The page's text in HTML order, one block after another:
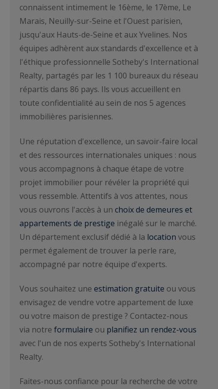
connaissent intimement le 16ème, le 17ème, Le
Marais, Neuilly-sur-Seine et l'Ouest parisien,
jusqu'aux Hauts-de-Seine et aux Yvelines. Nos
équipes adhèrent aux standards d'excellence et à
l'éthique professionnelle Sotheby's International
Realty, partagés par les 1 100 bureaux du réseau
répartis dans 86 pays. Ils vous accueillent en
toute confidentialité au sein de nos 5 agences
immobilières parisiennes.
Une réputation d'excellence, un savoir-faire local
et des ressources internationales uniques : nous
vous accompagnons à chaque étape de votre
projet immobilier pour révéler la propriété qui
vous ressemble. Attentifs à vos attentes, nous
vous ouvrons l'accès à un choix de demeures et
appartements de prestige inégalé sur le marché.
Un département exclusif dédié à la location vous
permet également de trouver la perle rare,
accompagné par notre équipe d'experts.
Vous souhaitez une estimation gratuite ou vous
envisagez de vendre votre appartement de luxe
ou votre maison de prestige ? Contactez-nous
via notre formulaire ou planifiez un rendez-vous
avec l'un de nos experts Sotheby's International
Realty.
Faites-nous confiance pour la recherche de votre